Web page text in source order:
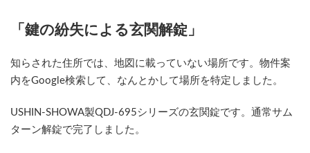
新
日
:
「鍵の紛失による玄関解錠」
知らされた住所では、地図に載っていない場所です。物件案
内をGoogle検索して、なんとかして場所を特定しました。
USHIN-SHOWA製QDJ-695シリーズの玄関錠です。通常サム
ターン解錠で完了しました。